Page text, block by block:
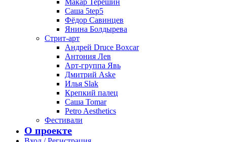
Саша 5tep5
Фёдор Савинцев
Янина Болдырева
Стрит-арт
Андрей Druce Boxcar
Антония Лев
Арт-группа Явь
Дмитрий Aske
Илья Slak
Крепкий палец
Саша Tomar
Petro Aesthetics
Фестивали
О проекте